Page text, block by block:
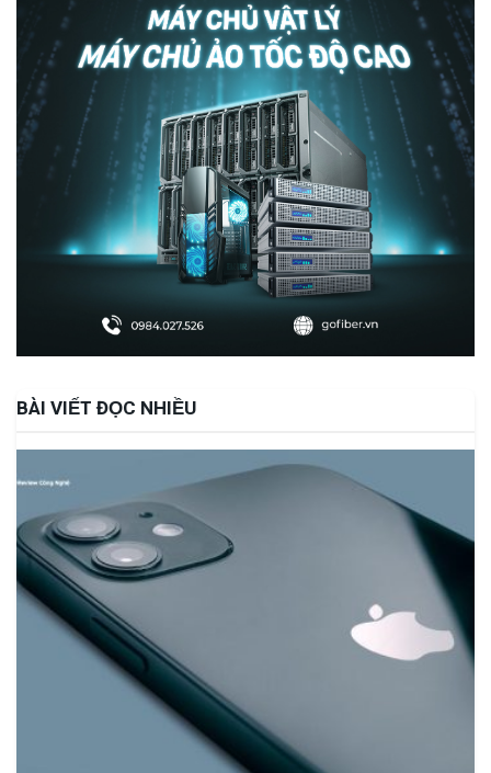
BÀI VIẾT ĐỌC NHIỀU